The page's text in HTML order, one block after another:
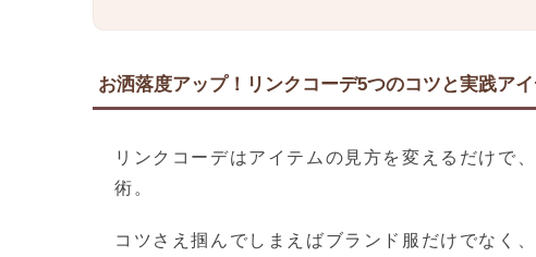
お洒落度アップ！リンクコーデ5つのコツと実践ア
リンクコーデはアイテムの見方を変えるだけで
術。
コツさえ掴んでしまえばブランド服だけでなく